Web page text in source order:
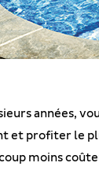
années,
profiter le
moins